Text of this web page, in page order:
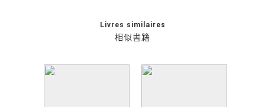
相似書籍
Livres similaires